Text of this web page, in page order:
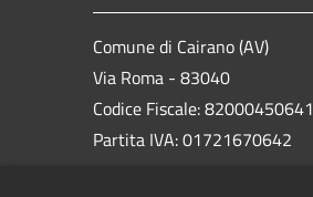
Comune di Cairano (AV)
Via Roma - 83040
Codice Fiscale: 82000450641
Partita IVA: 01721670642